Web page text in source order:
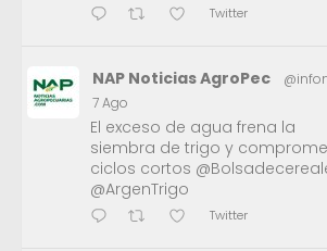
Twitter
NAP Noticias AgroPec
7 Ago
El exceso de agua frena la
siembra de trigo y
ciclos cortos
@ArgenTrigo
Twitter